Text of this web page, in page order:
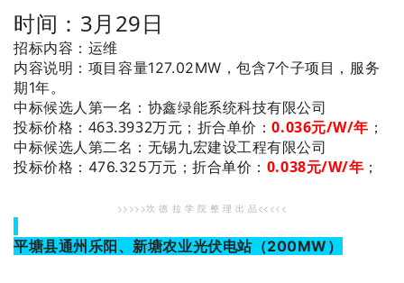
时间：3月29日
招标内容：运维
内容说明：项目容量127.02MW，包含7个子项目，服务
期1年。
中标候选人第一名 ：协鑫绿能系统科技有限公司
投标价格：463.3932万元； 折合单价：0.036元/W/年 ；
中标候选人第二名 ：无锡九宏建设工程有限公司
投标价格：476.325万元；折合单价： 0.038元/W/年 ；
>>>>>坎 德 拉 学 院 整 理 出 品<<<<<
平塘县通州乐阳、新塘农业光伏电站（200MW）